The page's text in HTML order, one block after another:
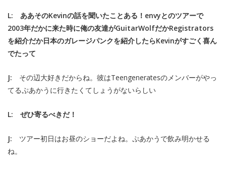
L: ああそのKevinの話を聞いたことある！envyとのツアーで
2003年だかに来た時に俺の友達がGuitarWolfだかRegistrators
を紹介だか日本のガレージパンクを紹介したらKevinがすごく喜ん
でたって
J: その辺大好きだからね。彼はTeengeneratesのメンバーがやっ
てるぷあかうに行きたくてしょうがないらしい
L: ぜひ寄るべきだ！
J: ツアー初日はお昼のショーだよね。ぷあかうで飲み明かせる
ね。